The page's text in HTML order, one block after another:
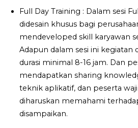
Full Day Training : Dalam sesi
didesain khusus bagi
mendeveloped skill karyawan
Adapun dalam sesi ini kegiatan
durasi minimal 8-16 jam. Dan
mendapatkan sharing
teknik aplikatif, dan peserta
diharuskan memahami
disampaikan.